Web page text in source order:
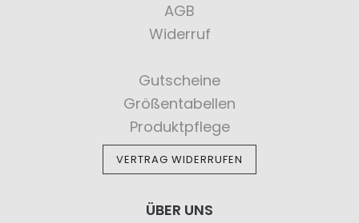
AGB
Widerruf
Gutscheine
Größentabellen
Produktpflege
VERTRAG WIDERRUFEN
ÜBER UNS